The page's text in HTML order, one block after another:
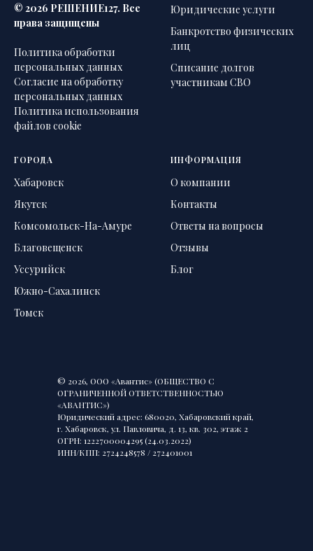
© 2026 РЕШЕНИЕ127. Все
права защищены
Политика обработки
персональных данных
Согласие на обработку
персональных данных
Политика использования
файлов cookie
Юридические услуги
Банкротство физических
лиц
Списание долгов
участникам СВО
ГОРОДА
Хабаровск
Якутск
Комсомольск-На-Амуре
Благовещенск
Уссурийск
Южно-Сахалинск
Томск
ИНФОРМАЦИЯ
О компании
Контакты
Ответы на вопросы
Отзывы
Блог
© 2026, ООО «Авантис» (ОБЩЕСТВО С
ОГРАНИЧЕННОЙ ОТВЕТСТВЕННОСТЬЮ
«АВАНТИС»)
Юридический адрес: 680020, Хабаровский край,
г. Хабаровск, ул. Павловича, д. 13, кв. 302, этаж 2
ОГРН: 1222700004295 (24.03.2022)
ИНН/КПП: 2724248578 / 272401001